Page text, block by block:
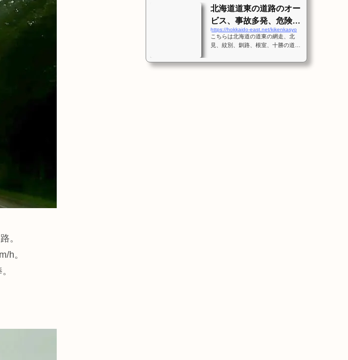
。
h。
北海道道東の道路のオー
ビス、事故多発、危険箇
所、スピード出しすぎ注
意！
https://hokkaido-east.net/kikenkasyo
こちらは北海道の道東の網走、北
見、紋別、釧路、根室、十勝の道路
多発箇所、冬場に危険な道路、オー